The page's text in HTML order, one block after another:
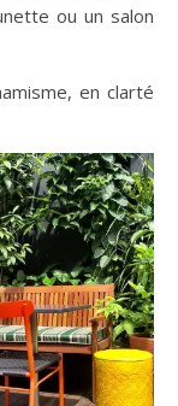
ou un salon
en clarté